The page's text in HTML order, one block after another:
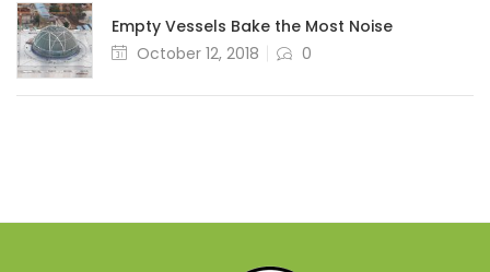
Empty Vessels Bake the Most Noise
October 12, 2018
0